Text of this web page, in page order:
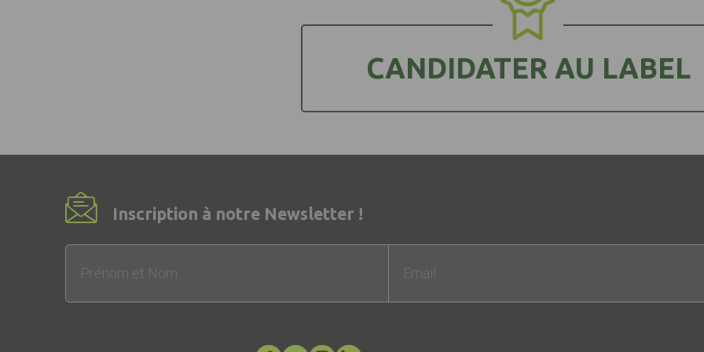
CANDIDATER AU LABEL
Inscription à notre Newsletter !